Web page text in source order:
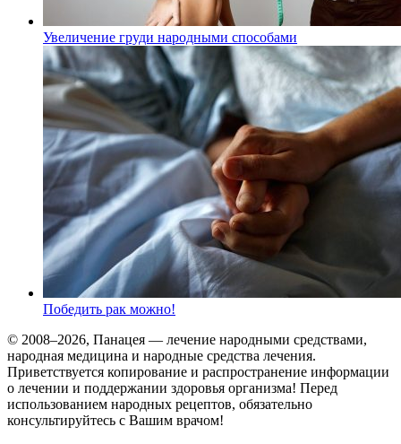
Увеличение груди народными способами
Победить рак можно!
© 2008–2026, Панацея — лечение народными средствами,
народная медицина и народные средства лечения.
Приветствуется копирование и распространение информации
о лечении и поддержании здоровья организма! Перед
использованием народных рецептов, обязательно
консультируйтесь с Вашим врачом!